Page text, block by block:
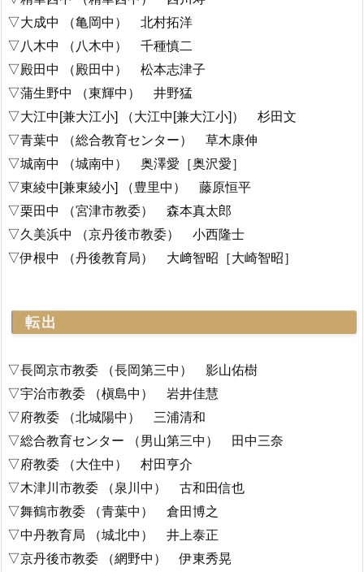
▽大成中 （亀岡中） 北村拓洋
▽八木中 （八木中） 千種慎二
▽殿田中 （殿田中） 松本志津子
▽蒲生野中 （東輝中） 井野猛
▽大江中[兼大江小] （大江中[兼大江小]） 杉田文
▽青葉中 （総合教育センター） 草木康伸
▽城南中 （城南中） 奥澤愛［奥沢愛］
▽東綾中[兼東綾小] （豊里中） 藤原恒平
▽栗田中 （宮津市教委） 森本真太郎
▽久美浜中 （京丹後市教委） 小西隆士
▽伊根中 （丹後教育局） 大﨑智昭［大崎智昭］
転出
▽長岡京市教委 （長岡第三中） 影山佑樹
▽宇治市教委 （槇島中） 岩井佳慧
▽府教委 （北城陽中） 三浦清和
▽総合教育センター （男山第三中） 田中三奈
▽府教委 （大住中） 村田亨介
▽木津川市教委 （泉川中） 古和田信也
▽舞鶴市教委 （青葉中） 倉田博之
▽中丹教育局 （城北中） 井上泰正
▽京丹後市教委 （網野中） 伊東秀晃